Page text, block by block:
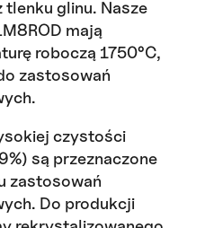
glinu. Nasze
mają
roboczą 1750°C,
zastosowań
czystości
są przeznaczone
zastosowań
Do produkcji